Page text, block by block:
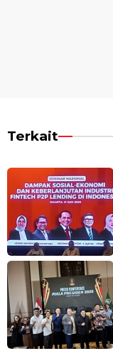
Terkait